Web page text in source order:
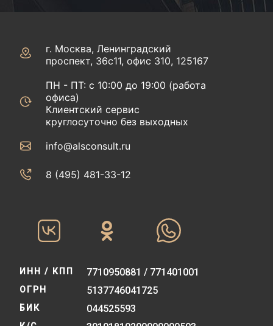
г. Москва, Ленинградский
проспект, 36с11, офис 310, 125167
ПН - ПТ: с 10:00 до 19:00 (работа
офиса)
Клиентский сервис
круглосуточно без выходных
info@alsconsult.ru
8 (495) 481-33-12‬‬
ИНН / КПП 7710950881 / 771401001
ОГРН 5137746041725
БИК 044525593